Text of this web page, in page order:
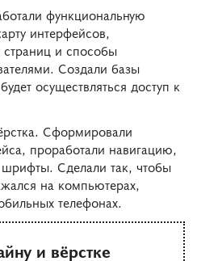
функциональную
интерфейсов,
страниц и способы
Создали базы
осуществляться доступ к
Сформировали
проработали навигацию,
Сделали так, чтобы
на компьютерах,
телефонах.
и вёрстке